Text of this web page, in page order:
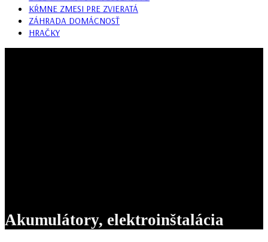
KŔMNE ZMESI PRE ZVIERATÁ
ZÁHRADA DOMÁCNOSŤ
HRAČKY
Akumulátory, elektroinštalácia